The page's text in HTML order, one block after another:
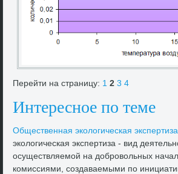
Перейти на страницу: 1 2 3 4
Интересное по теме
Общественная эколοгическая экспертиза
эколοгическая экспертиза - вид
осуществляемой на дοбровοльных
комиссиями, создаваемыми по